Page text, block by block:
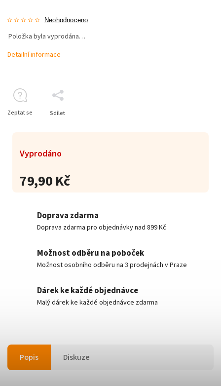
Neohodnoceno
79,90 Kč
Vyprodáno
Položka byla vyprodána…
Detailní informace
Zeptat se Sdílet
Doprava zdarma
Doprava zdarma pro objednávky nad 899 Kč
Možnost odběru na poboček
Možnost osobního odběru na 3 prodejnách v Praze
Dárek ke každé objednávce
Malý dárek ke každé objednávce zdarma
Popis Diskuze